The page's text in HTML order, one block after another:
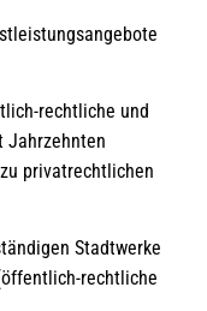
rechtliche und
Jahrzehnten
privatrechtlichen
Stadtwerke
rechtliche